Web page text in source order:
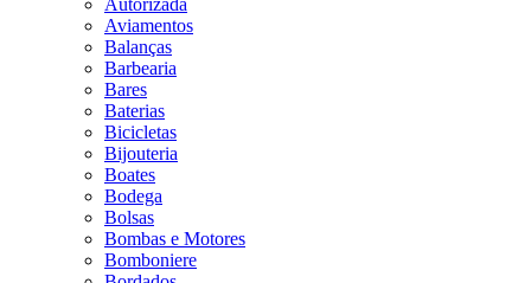
Autorizada
Aviamentos
Balanças
Barbearia
Bares
Baterias
Bicicletas
Bijouteria
Boates
Bodega
Bolsas
Bombas e Motores
Bomboniere